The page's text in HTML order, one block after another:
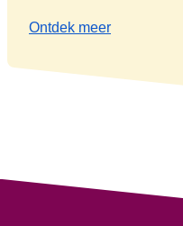
Ontdek meer